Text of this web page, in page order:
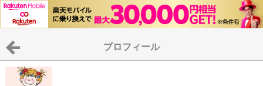
プロフィール